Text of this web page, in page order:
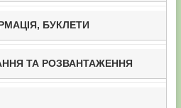
БУКЛЕТИ
ТА РОЗВАНТАЖЕННЯ